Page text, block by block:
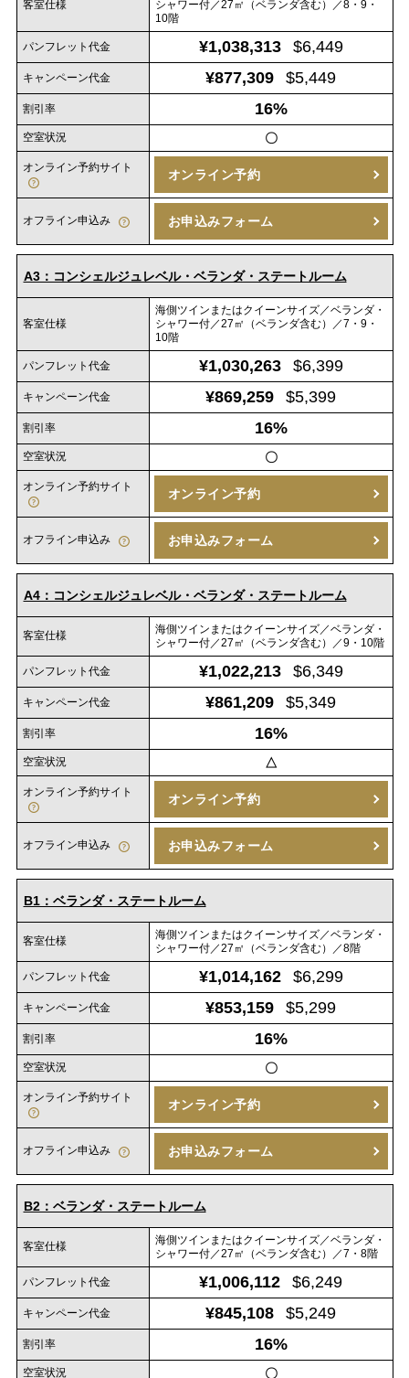
客室仕様
シャワー付／27㎡（ベランダ含む）／8・9・
10階
パンフレット代金 ¥1,038,313 $6,449
キャンペーン代金 ¥877,309 $5,449
割引率 16%
空室状況 〇
オンライン予約サイト オンライン予約
オフライン申込み お申込みフォーム
A3：コンシェルジュレベル・ベランダ・ステートルーム
客室仕様
海側ツインまたはクイーンサイズ／ベランダ・
シャワー付／27㎡（ベランダ含む）／7・9・
10階
パンフレット代金 ¥1,030,263 $6,399
キャンペーン代金 ¥869,259 $5,399
割引率 16%
空室状況 〇
オンライン予約サイト オンライン予約
オフライン申込み お申込みフォーム
A4：コンシェルジュレベル・ベランダ・ステートルーム
客室仕様
海側ツインまたはクイーンサイズ／ベランダ・
シャワー付／27㎡（ベランダ含む）／9・10階
パンフレット代金 ¥1,022,213 $6,349
キャンペーン代金 ¥861,209 $5,349
割引率 16%
空室状況 △
オンライン予約サイト オンライン予約
オフライン申込み お申込みフォーム
B1：ベランダ・ステートルーム
客室仕様
海側ツインまたはクイーンサイズ／ベランダ・
シャワー付／27㎡（ベランダ含む）／8階
パンフレット代金 ¥1,014,162 $6,299
キャンペーン代金 ¥853,159 $5,299
割引率 16%
空室状況 〇
オンライン予約サイト オンライン予約
オフライン申込み お申込みフォーム
B2：ベランダ・ステートルーム
客室仕様
海側ツインまたはクイーンサイズ／ベランダ・
シャワー付／27㎡（ベランダ含む）／7・8階
パンフレット代金 ¥1,006,112 $6,249
キャンペーン代金 ¥845,108 $5,249
割引率 16%
空室状況 〇